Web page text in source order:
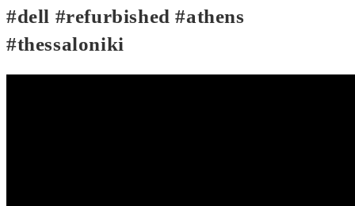
#dell #refurbished #athens
#thessaloniki